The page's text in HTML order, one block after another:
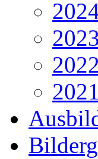
2023
2022
2021